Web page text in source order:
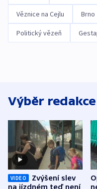
Věznice na Cejlu Brno
Politický vězeň
Výběr redakce
VIDEO
Zvýšení slev
na jízdném teď není